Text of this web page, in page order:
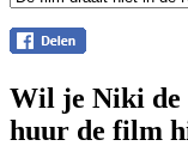
Wil je Niki de
huur de film